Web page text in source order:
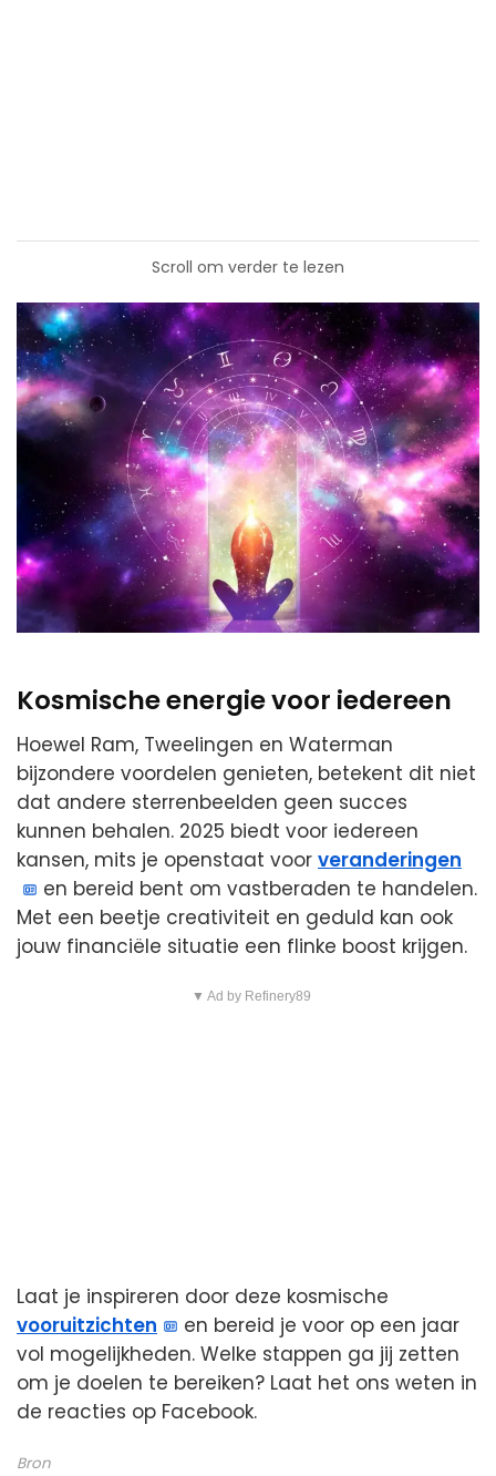
Scroll om verder te lezen
Kosmische energie voor iedereen
Hoewel Ram, Tweelingen en Waterman
bijzondere voordelen genieten, betekent dit niet
dat andere sterrenbeelden geen succes
kunnen behalen. 2025 biedt voor iedereen
kansen, mits je openstaat voor veranderingen
en bereid bent om vastberaden te handelen.
Met een beetje creativiteit en geduld kan ook
jouw financiële situatie een flinke boost krijgen.
▼ Ad by Refinery89
Laat je inspireren door deze kosmische
vooruitzichten
en bereid je voor op een jaar
vol mogelijkheden. Welke stappen ga jij zetten
om je doelen te bereiken? Laat het ons weten in
de reacties op Facebook.
Bron